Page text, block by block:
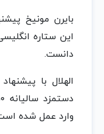
این ستاره
دانست.
وارد عمل شده